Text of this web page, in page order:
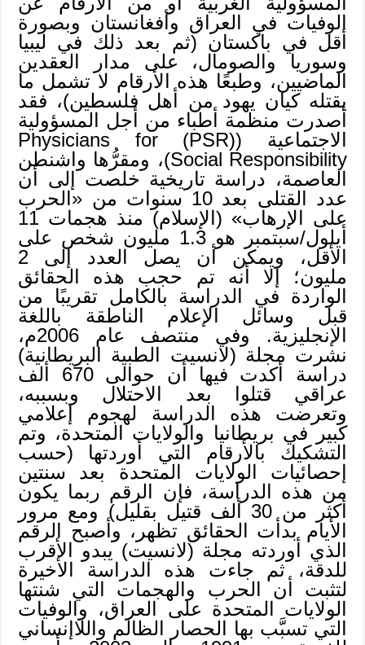
الوفيات في العراق وأفغانستان وبصورة
أقل في باكستان (ثم بعد ذلك في ليبيا
وسوريا والصومال، على مدار العقدين
الماضيين، وطبعًا هذه الأرقام لا تشمل ما
يقتله كيان يهود من أهل فلسطين)، فقد
أصدرت منظمة أطباء من أجل المسؤولية
الاجتماعية ((PSR) Physicians for
Social Responsibility)، ومقرُّها واشنطن
العاصمة، دراسة تاريخية خلصت إلى أن
عدد القتلى بعد 10 سنوات من «الحرب
على الإرهاب» (الإسلام) منذ هجمات 11
أيلول/سبتمبر هو 1.3 مليون شخص على
الأقل، ويمكن أن يصل العدد إلى 2
مليون؛ إلا أنه تم حجب هذه الحقائق
الواردة في الدراسة بالكامل تقريبًا من
قبل وسائل الإعلام الناطقة باللغة
الإنجليزية. وفي منتصف عام 2006م،
نشرت مجلة (لانسيت الطبية البريطانية)
دراسة أكدت فيها أن حوالى 670 ألف
عراقي قتلوا بعد الاحتلال وبسببه،
وتعرضت هذه الدراسة لهجوم إعلامي
كبير في بريطانيا والولايات المتحدة، وتم
التشكيك بالأرقام التي أوردتها (حسب
إحصائيات الولايات المتحدة بعد سنتين
من هذه الدراسة، فإن الرقم ربما يكون
أكثر من 30 ألف قتيل بقليل) ومع مرور
الأيام بدأت الحقائق تظهر، وأصبح الرقم
الذي أوردته مجلة (لانسيت) يبدو الأقرب
للدقة، ثم جاءت هذه الدراسة الأخيرة
لتثبت أن الحرب والهجمات التي شنتها
الولايات المتحدة على العراق، والوفيات
التي تسبَّب بها الحصار الظالم واللاإنساني